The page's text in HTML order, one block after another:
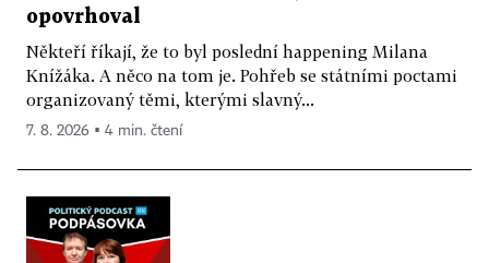
opovrhoval
Někteří říkají, že to byl poslední happening Milana
Knížáka. A něco na tom je. Pohřeb se státními poctami
organizovaný těmi, kterými slavný...
7. 8. 2026 ▪ 4 min. čtení